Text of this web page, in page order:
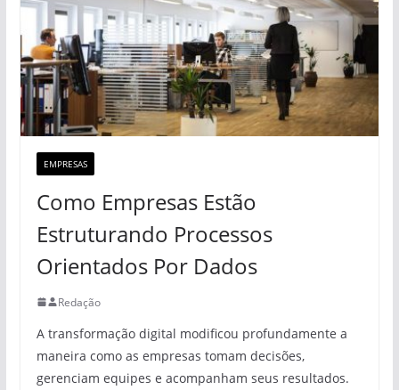
EMPRESAS
Como Empresas Estão
Estruturando Processos
Orientados Por Dados
Redação
A transformação digital modificou profundamente a
maneira como as empresas tomam decisões,
gerenciam equipes e acompanham seus resultados.